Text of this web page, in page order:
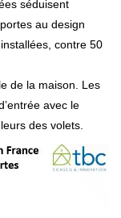
séduisent
au design
contre 50
de la maison. Les
avec le
des volets.